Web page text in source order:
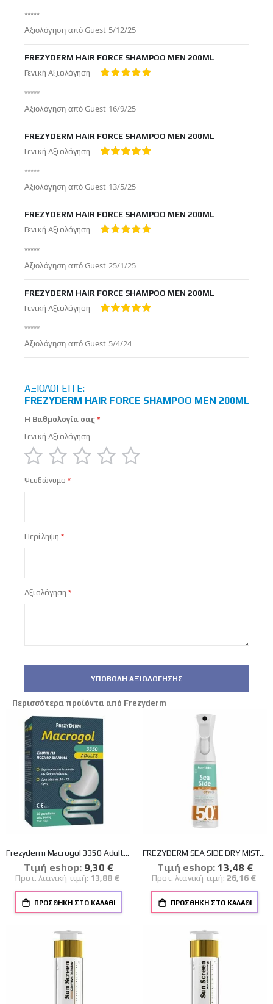
*****
Αξιολόγηση απόGuest Δημοσιεύτηκε
στις
5/12/25
FREZYDERM HAIR FORCE SHAMPOO MEN 200ML
Γενική Αξιολόγηση
*****
Αξιολόγηση απόGuest Δημοσιεύτηκε
στις
16/9/25
FREZYDERM HAIR FORCE SHAMPOO MEN 200ML
Γενική Αξιολόγηση
*****
Αξιολόγηση απόGuest Δημοσιεύτηκε
στις
13/5/25
FREZYDERM HAIR FORCE SHAMPOO MEN 200ML
Γενική Αξιολόγηση
*****
Αξιολόγηση απόGuest Δημοσιεύτηκε
στις
25/1/25
FREZYDERM HAIR FORCE SHAMPOO MEN 200ML
Γενική Αξιολόγηση
*****
Αξιολόγηση απόGuest Δημοσιεύτηκε
στις
5/4/24
ΑΞΙΟΛΟΓΕΊΤΕ:
FREZYDERM HAIR FORCE SHAMPOO MEN 200ML
Η Βαθμολογία σας
Γενική Αξιολόγηση
star
stars
stars
stars
stars
Ψευδώνυμο
Περίληψη
Αξιολόγηση
ΥΠΟΒΟΛΉ ΑΞΙΟΛΌΓΗΣΗΣ
Περισσότερα προϊόντα από Frezyderm
Frezyderm Macrogol 3350 Adults Συμπλήρωμα σε Σκόνη για Δυσκοιλιότητα 20 φακελάκια
Tιμή eshop: Ειδική
Τιμή
9,30 €
Προτ. λιανική τιμή: 13,88 €
ΠΡΟΣΘΉΚΗ ΣΤΟ ΚΑΛΆΘΙ
FREZYDERM SEA SIDE DRY MIST SPF50+ ΑΝΤΗΛΙΑΚΟ SPRAY ΣΩΜΑΤΟΣ 300ml
Tιμή eshop: Ειδική
Τιμή
13,48 €
Προτ. λιανική τιμή: 26,16 €
ΠΡΟΣΘΉΚΗ ΣΤΟ ΚΑΛΆΘΙ